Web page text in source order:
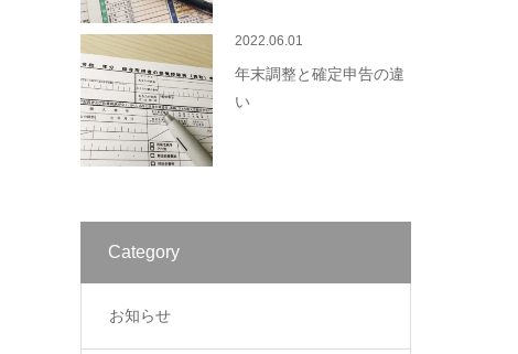
2022.06.01
年末調整と確定申告の違
い
Category
お知らせ